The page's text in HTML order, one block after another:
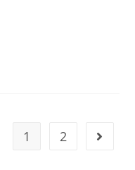
1 2